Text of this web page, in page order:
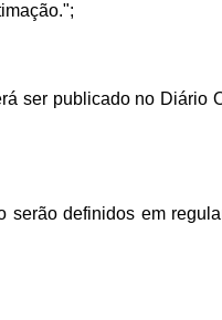
ser publicado no Diário
definidos em